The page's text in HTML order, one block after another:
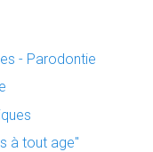
- Parodontie
à tout age"